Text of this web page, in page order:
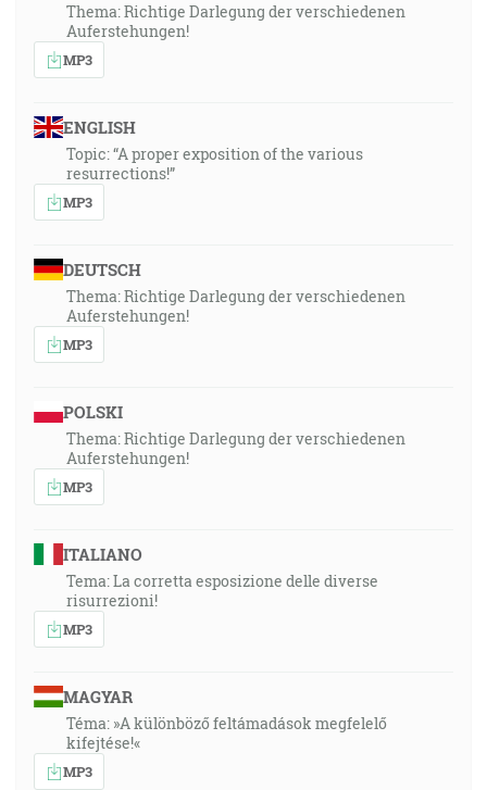
Thema: Richtige Darlegung der verschiedenen
Auferstehungen!
MP3
ENGLISH
Topic: “A proper exposition of the various
resurrections!”
MP3
DEUTSCH
Thema: Richtige Darlegung der verschiedenen
Auferstehungen!
MP3
POLSKI
Thema: Richtige Darlegung der verschiedenen
Auferstehungen!
MP3
ITALIANO
Tema: La corretta esposizione delle diverse
risurrezioni!
MP3
MAGYAR
Téma: »A különböző feltámadások megfelelő
kifejtése!«
MP3